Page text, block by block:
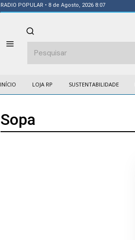
RADIO POPULAR • 8 de Agosto, 2026 8:07
INÍCIO LOJA RP SUSTENTABILIDADE
Sopa